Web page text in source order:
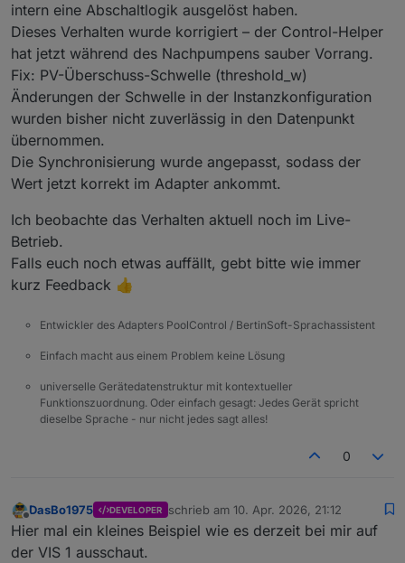
intern eine Abschaltlogik ausgelöst haben.
Dieses Verhalten wurde korrigiert – der Control-Helper
hat jetzt während des Nachpumpens sauber Vorrang.
Fix: PV-Überschuss-Schwelle (threshold_w)
Änderungen der Schwelle in der Instanzkonfiguration
wurden bisher nicht zuverlässig in den Datenpunkt
übernommen.
Die Synchronisierung wurde angepasst, sodass der
Wert jetzt korrekt im Adapter ankommt.
Ich beobachte das Verhalten aktuell noch im Live-
Betrieb.
Falls euch noch etwas auffällt, gebt bitte wie immer
kurz Feedback 👍
Entwickler des Adapters PoolControl / BertinSoft-Sprachassistent
Einfach macht aus einem Problem keine Lösung
universelle Gerätedatenstruktur mit kontextueller
Funktionszuordnung. Oder einfach gesagt: Jedes Gerät spricht
dieselbe Sprache - nur nicht jedes sagt alles!
0
DasBo1975 DEVELOPER schrieb am 10. Apr. 2026, 21:12
zuletzt editiert von
Hier mal ein kleines Beispiel wie es derzeit bei mir auf
der VIS 1 ausschaut.